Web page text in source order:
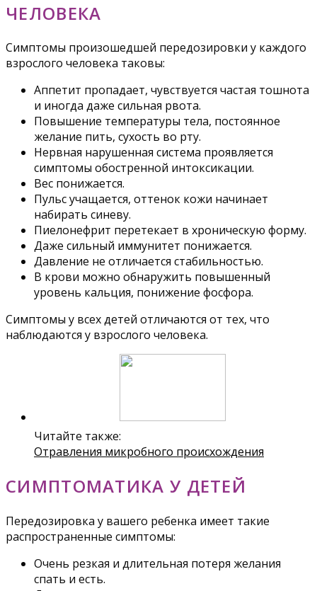
ЧЕЛОВЕКА
Симптомы произошедшей передозировки у каждого
взрослого человека таковы:
Аппетит пропадает, чувствуется частая тошнота
и иногда даже сильная рвота.
Повышение температуры тела, постоянное
желание пить, сухость во рту.
Нервная нарушенная система проявляется
симптомы обостренной интоксикации.
Вес понижается.
Пульс учащается, оттенок кожи начинает
набирать синеву.
Пиелонефрит перетекает в хроническую форму.
Даже сильный иммунитет понижается.
Давление не отличается стабильностью.
В крови можно обнаружить повышенный
уровень кальция, понижение фосфора.
Симптомы у всех детей отличаются от тех, что
наблюдаются у взрослого человека.
Читайте также:
Отравления микробного происхождения
СИМПТОМАТИКА У ДЕТЕЙ
Передозировка у вашего ребенка имеет такие
распространенные симптомы:
Очень резкая и длительная потеря желания
спать и есть.